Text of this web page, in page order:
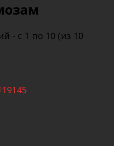
- с 1 по 10 (из 10